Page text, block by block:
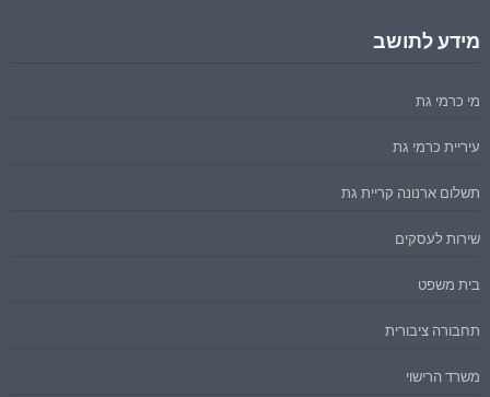
מידע לתושב
מי כרמי גת
עיריית כרמי גת
תשלום ארנונה קריית גת
שירות לעסקים
בית משפט
תחבורה ציבורית
משרד הרישוי